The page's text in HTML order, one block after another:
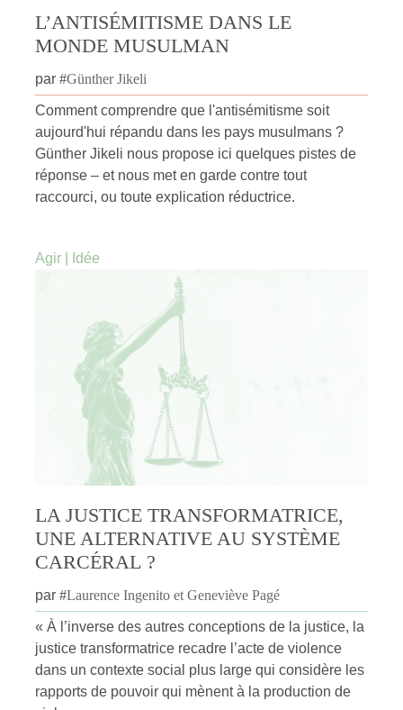
L’ANTISÉMITISME DANS LE
MONDE MUSULMAN
par #Günther Jikeli
Comment comprendre que l'antisémitisme soit
aujourd'hui répandu dans les pays musulmans ?
Günther Jikeli nous propose ici quelques pistes de
réponse – et nous met en garde contre tout
raccourci, ou toute explication réductrice.
Agir Idée
LA JUSTICE TRANSFORMATRICE,
UNE ALTERNATIVE AU SYSTÈME
CARCÉRAL ?
par #Laurence Ingenito et Geneviève Pagé
« À l’inverse des autres conceptions de la justice, la
justice transformatrice recadre l’acte de violence
dans un contexte social plus large qui considère les
rapports de pouvoir qui mènent à la production de